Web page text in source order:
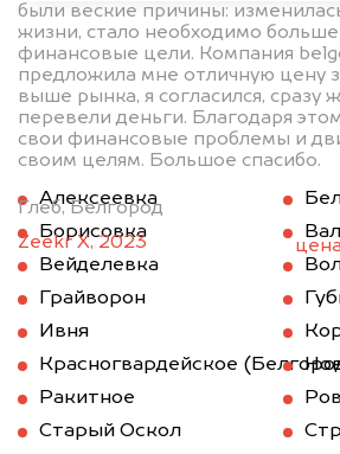
были веские причины:
жизни, стало необходимо
финансовые цели. Компания
предложила мне отличную цену
выше рынка, я согласился, сразу
перевели деньги. Благодаря
свои финансовые проблемы и
своим целям. Большое спасибо.
Глеб, Белгород
Zeekr X, 2023
Алексеевка
Борисовка
Вейделевка
Грайворон
Ивня
Красногвардейское
Ракитное
Старый Оскол